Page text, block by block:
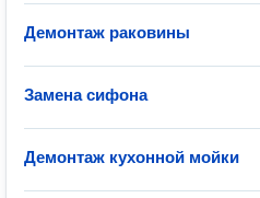
Демонтаж раковины
Замена сифона
Демонтаж кухонной мойки